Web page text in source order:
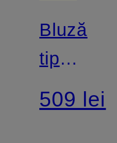
DEN
BERGH
Bluză
tip
cămașă
509 lei